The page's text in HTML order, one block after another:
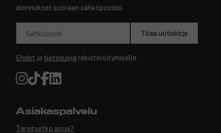
alennukset suoraan sähköpostiisi.
Sähköposti Tilaa uutiskirje
Ehdot ja tietosuoja rekisteröitymiselle
Asiakaspalvelu
Tarvitsetko apua?